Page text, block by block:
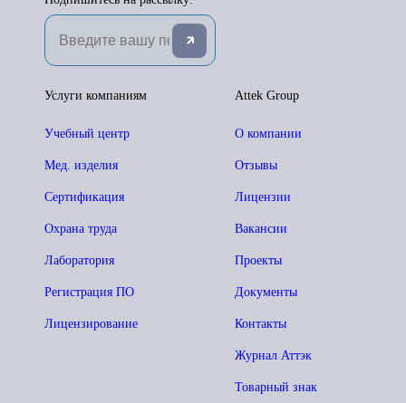
Attek Group
О компании
Отзывы
Лицензии
Вакансии
Проекты
Документы
Контакты
Журнал Аттэк
Товарный знак
Услуги компаниям
Учебный центр
Мед. изделия
Сертификация
Охрана труда
Лаборатория
Регистрация ПО
Лицензирование